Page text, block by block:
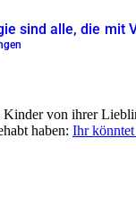
sind alle, die mit
von ihrer
haben: Ihr